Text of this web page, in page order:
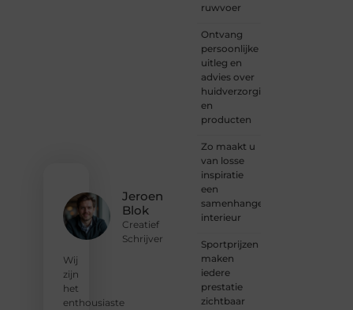
Jeroen
Blok
Creatief
Schrijver
Wij
zijn
het
enthousiaste
ruwvoer
Ontvang
persoonlijke
uitleg en
advies over
huidverzorging
en
producten
Zo maakt u
van losse
inspiratie
een
samenhangend
interieur
Sportprijzen
maken
iedere
prestatie
zichtbaar